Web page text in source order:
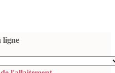
ligne